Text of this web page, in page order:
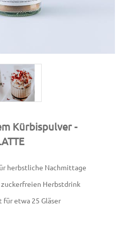
Kürbispulver-
herbstliche Nachmittage
Herbstdrink
für etwa 25 Gläser